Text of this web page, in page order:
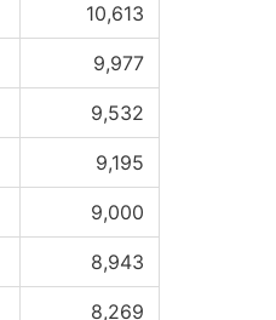
10,613
9,977
9,532
9,195
9,000
8,943
8,269